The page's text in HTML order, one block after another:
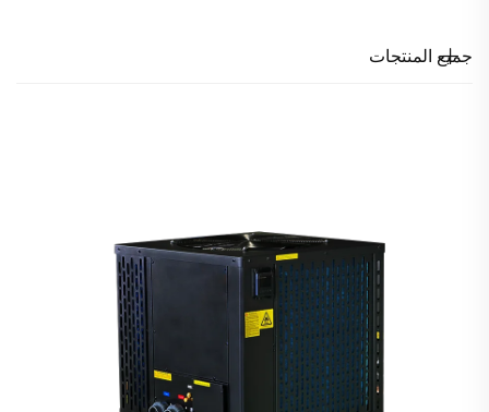
جميع المنتجات